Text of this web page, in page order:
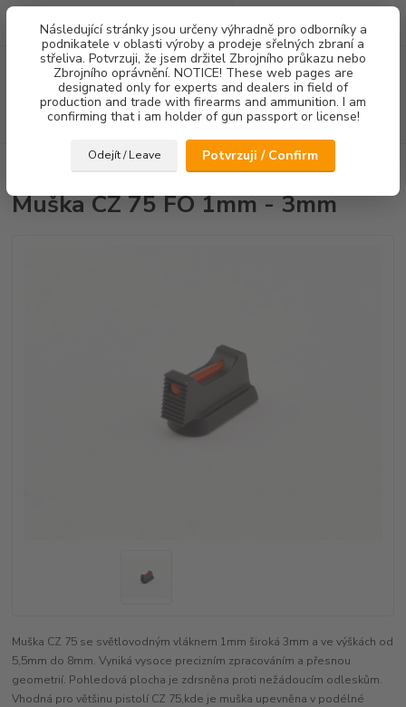
Následující stránky jsou určeny výhradně pro odborníky a
podnikatele v oblasti výroby a prodeje sřelných zbraní a
střeliva. Potvrzuji, že jsem držitel Zbrojního průkazu nebo
Zbrojního oprávnění. NOTICE! These web pages are
designated only for experts and dealers in field of
production and trade with firearms and ammunition. I am
confirming that i am holder of gun passport or license!
Odejít / Leave Potvrzuji / Confirm
Menu
Hledat
za0,00 Kč
Muška CZ 75 FO 1mm - 3mm
Muška CZ 75 FO 1mm - 3mm
Muška CZ 75 se světlovodným vláknem 1mm široká 3mm a ve výškách od
5,5mm do 8mm. Vyniká vysoce precizním zpracováním a přesnou
geometrií. Pohledová plocha je zdrsněna proti nežádoucím odleskům.
Vhodná pro většinu pistolí CZ 75,kde je muška upevněna v podélné